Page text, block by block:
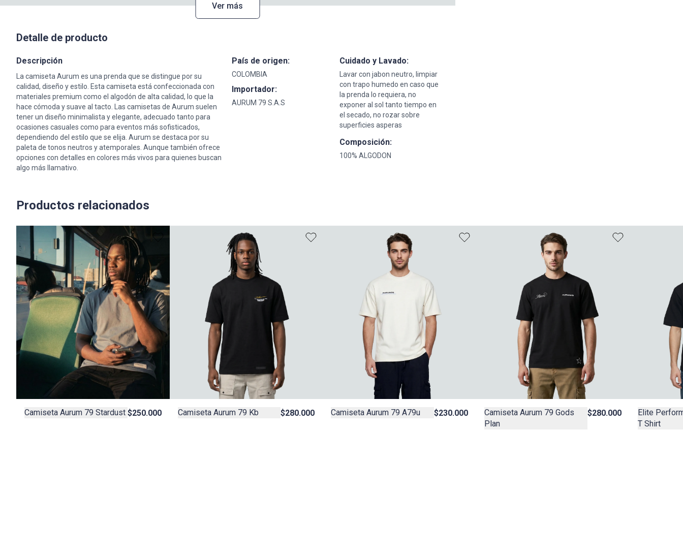
Ver más
Detalle de producto
Descripción
La camiseta Aurum es una prenda que se distingue por su
calidad, diseño y estilo. Esta camiseta está confeccionada con
materiales premium como el algodón de alta calidad, lo que la
hace cómoda y suave al tacto. Las camisetas de Aurum suelen
tener un diseño minimalista y elegante, adecuado tanto para
ocasiones casuales como para eventos más sofisticados,
dependiendo del estilo que se elija. Aurum se destaca por su
paleta de tonos neutros y atemporales. Aunque también ofrece
opciones con detalles en colores más vivos para quienes buscan
algo más llamativo.
País de origen:
COLOMBIA
Importador:
AURUM 79 S.A.S
Cuidado y Lavado:
Lavar con jabon neutro, limpiar
con trapo humedo en caso que
la prenda lo requiera, no
exponer al sol tanto tiempo en
el secado, no rozar sobre
superficies asperas
Composición:
100% ALGODON
Productos relacionados
Camiseta Aurum 79 Stardust $250.000 Camiseta Aurum 79 Kb $280.000 Camiseta Aurum 79 A79u $230.000
Camiseta Aurum 79 Gods
Plan
$280.000
Elite
T Shirt